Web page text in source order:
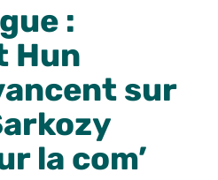
:
Hun
sur
la com’